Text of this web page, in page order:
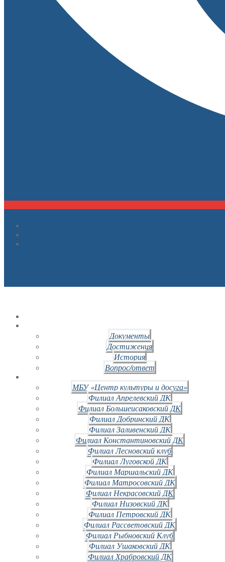
Документы
Достижения
История
Вопрос/ответ
МБУ «Центр культуры и досуга»
Филиал Апрелевский ДК
Филиал Большеисаковский ДК
Филиал Добринский ДК
Филиал Заливенский ДК
Филиал Константиновский ДК
Филиал Лесновский клуб
Филиал Луговской ДК
Филиал Маршальский ДК
Филиал Матросовский ДК
Филиал Некрасовский ДК
Филиал Низовский ДК
Филиал Петровский ДК
Филиал Рассветовский ДК
Филиал Рыбновский Клуб
Филиал Ушаковский ДК
Филиал Храбровский ДК